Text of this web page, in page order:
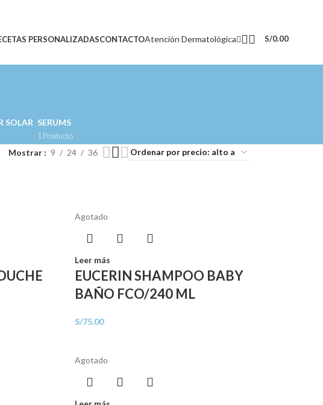
PERSONALIZADASCONTACTOAtención Dermatológica S/0.00
SOLAR SERUMS
1 Producto
Mostrar 9 24 36
Agotado
Leer más
EUCERIN SHAMPOO BABY
BAÑO FCO/240 ML
S/75.00
Agotado